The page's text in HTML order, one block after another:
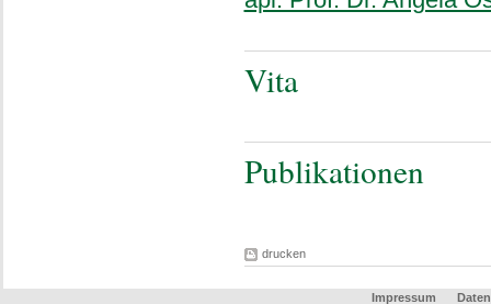
Vita
Publikationen
drucken
Impressum